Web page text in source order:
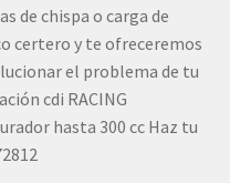
de chispa o carga de
certero y te ofreceremos
el problema de tu
cdi RACING
hasta 300 cc Haz tu